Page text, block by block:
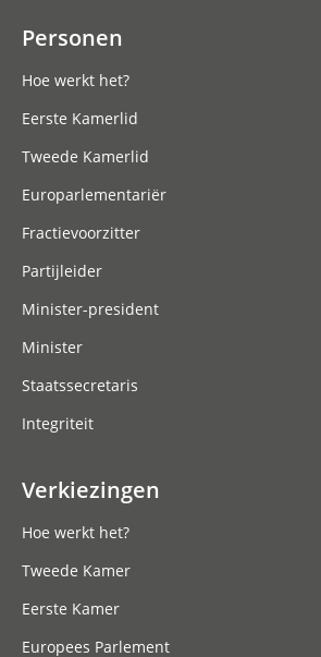
Personen
Hoe werkt het?
Eerste Kamerlid
Tweede Kamerlid
Europarlementariër
Fractievoorzitter
Partijleider
Minister-president
Minister
Staatssecretaris
Integriteit
Verkiezingen
Hoe werkt het?
Tweede Kamer
Eerste Kamer
Europees Parlement